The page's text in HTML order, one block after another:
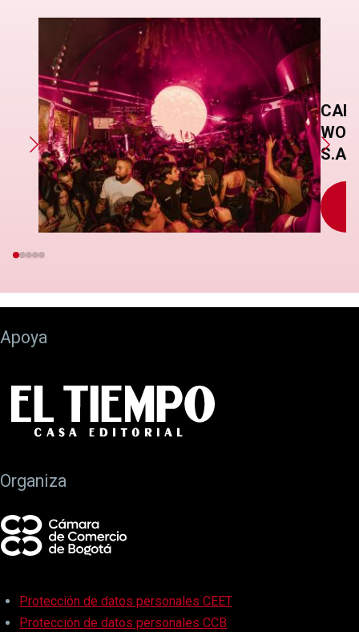
Apoya
Organiza
Protección de datos personales CEET
Protección de datos personales CCB